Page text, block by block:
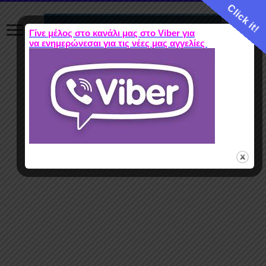
Click it!
Γίνε μέλος στο κανάλι μας στο Viber για
να ενημερώνεσαι για τις νέες μας αγγελίες